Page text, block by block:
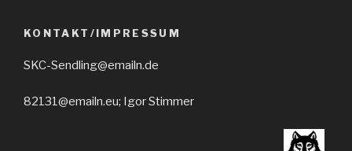
KONTAKT/IMPRESSUM
SKC-Sendling@emailn.de
82131@emailn.eu; Igor Stimmer